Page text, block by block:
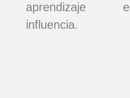
aprendizaje e
influencia.